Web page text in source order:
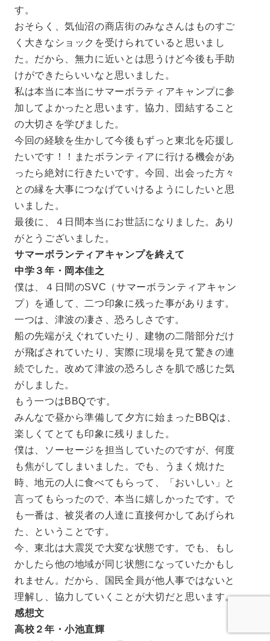
す。
おそらく、気仙沼の商店街のみなさんはものすご
く大きなショックを受けられていると思いまし
た。だから、無力に近いとは思うけど今後も手助
けができたらいいなと思いました。
私は本当に本当にサマーボラティアキャンプに参
加してよかったと思います。協力、団結すること
の大切さを学びました。
今回の経験を生かして今後もずっと東北を応援し
たいです！！またボランティアに行ける機会があ
ったら絶対に行きたいです。今回、出会った方々
との縁を大事につなげていけるようにしたいと思
いました。
最後に、４日間本当にお世話になりました。あり
がとうございました。
サマーボランティアキャンプを終えて
中学３年・岡本佳之
僕は、４日間のSVC（サマーボランティアキャン
プ）を通して、二つ印象に残った事があります。
一つは、津波の凄さ、恐ろしさです。
船の先端がえぐれていたり、建物の二階部分だけ
が飛ばされていたり、実際に現場を見て驚きの連
続でした。改めて津波の恐ろしさを肌で感じた気
がしました。
もう一つはBBQです。
みんなで昼から準備して夕方に始まったBBQは、
楽しくてとても印象に残りました。
僕は、ソーセージを担当していたのですが、何度
も焦がしてしまいました。でも、うまく焼けた
時、地元の人に食べてもらって、「おいしい」と
言ってもらったので、本当に嬉しかったです。で
も一番は、被災者の人達に直接何かしてあげられ
た、ということです。
今、東北は大震災で大変な状態です。でも、もし
かしたら他の地域が同じ状態になっていたかもし
れません。だから、国民全員が他人事ではないと
理解し、協力していくことが大切だと思います。
感想文
高校２年・小池直輝